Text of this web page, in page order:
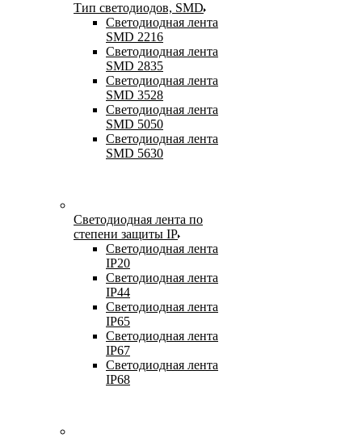
Тип светодиодов, SMD
Cветодиодная лента
SMD 2216
Светодиодная лента
SMD 2835
Светодиодная лента
SMD 3528
Светодиодная лента
SMD 5050
Светодиодная лента
SMD 5630
Светодиодная лента по
степени защиты IP
Светодиодная лента
IP20
Светодиодная лента
IP44
Светодиодная лента
IP65
Светодиодная лента
IP67
Светодиодная лента
IP68